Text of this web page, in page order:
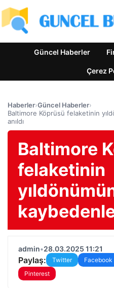
Güncel Haberler
Çerez
Haberler›Güncel Haberler›
Baltimore Köprüsü felaketinin
anıldı
Baltimore
felaketinin
admin•28.03.2025 11:21
Paylaş: Twitter Facebook
Pinterest